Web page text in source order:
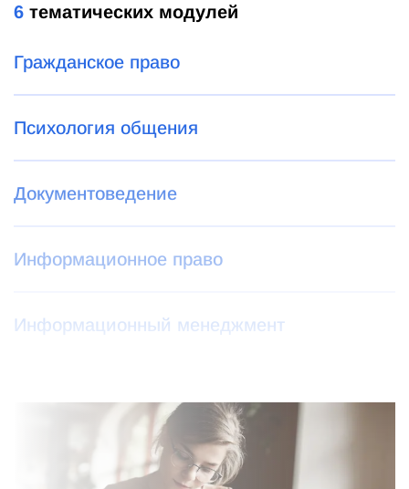
6 тематических модулей
Гражданское право
Психология общения
Документоведение
Информационное право
Информационный менеджмент